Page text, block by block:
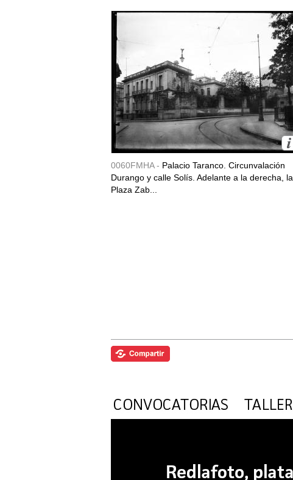
0060FMHA - Palacio Taranco. Circunvalación
Durango y calle Solís. Adelante a la derecha, la
Plaza Zab...